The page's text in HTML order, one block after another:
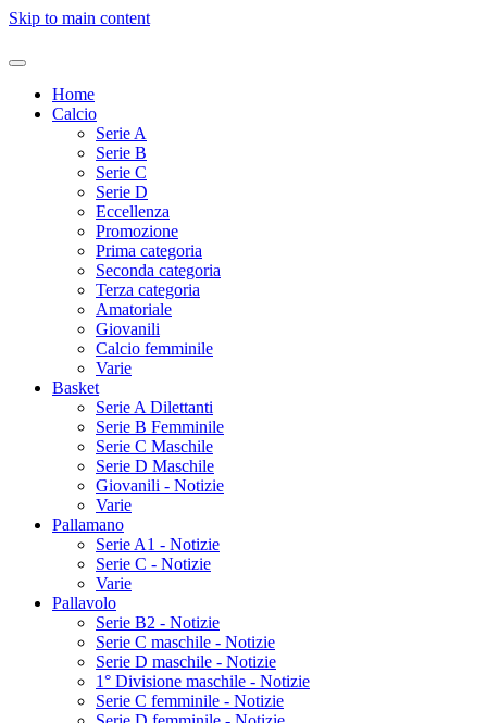
Skip to main content
Home
Calcio
Serie A
Serie B
Serie C
Serie D
Eccellenza
Promozione
Prima categoria
Seconda categoria
Terza categoria
Amatoriale
Giovanili
Calcio femminile
Varie
Basket
Serie A Dilettanti
Serie B Femminile
Serie C Maschile
Serie D Maschile
Giovanili - Notizie
Varie
Pallamano
Serie A1 - Notizie
Serie C - Notizie
Varie
Pallavolo
Serie B2 - Notizie
Serie C maschile - Notizie
Serie D maschile - Notizie
1° Divisione maschile - Notizie
Serie C femminile - Notizie